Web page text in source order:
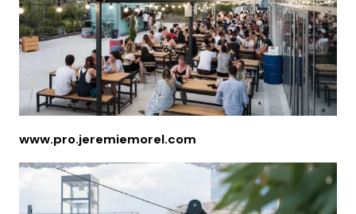
www.pro.jeremiemorel.com